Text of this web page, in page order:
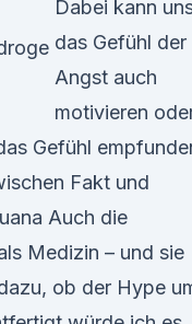
Dabei kann
das Gefühl der
Angst auch
motivieren
Gefühl
Fakt und
Auch die
Medizin – und sie
ob der Hype